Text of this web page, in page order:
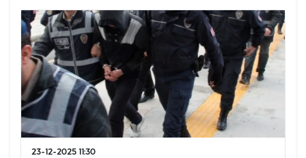
23-12-2025 11:30